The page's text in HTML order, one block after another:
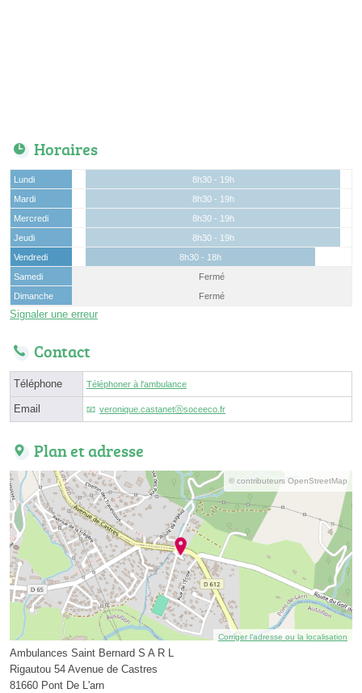
Horaires
Lundi
8h30 - 19h
Mardi
8h30 - 19h
Mercredi
8h30 - 19h
Jeudi
8h30 - 19h
Vendredi
8h30 - 18h
Samedi
Fermé
Dimanche
Fermé
Signaler une erreur
Contact
Téléphone Téléphoner à l'ambulance
Email veronique.castanetⓐsoceeco.fr
Plan et adresse
© contributeurs OpenStreetMap
Corriger l’adresse ou la localisation
Ambulances Saint Bernard S A R L
Rigautou 54 Avenue de Castres
81660 Pont De L'arn